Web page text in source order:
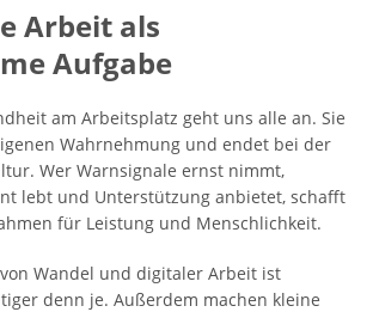
Arbeit als
Aufgabe
am Arbeitsplatz geht uns alle an. Sie
Wahrnehmung und endet bei der
Wer Warnsignale ernst nimmt,
lebt und Unterstützung anbietet, schafft
für Leistung und Menschlichkeit.
Wandel und digitaler Arbeit ist
denn je. Außerdem machen kleine